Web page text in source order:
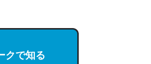
いので貴重な良記事。/続編来た
entry/2023/03/27
クで知る